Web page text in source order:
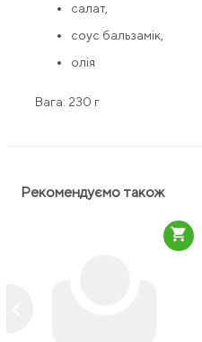
салат,
соус бальзамік,
олія
Вага: 230 г
Рекомендуємо також
shopping_cart